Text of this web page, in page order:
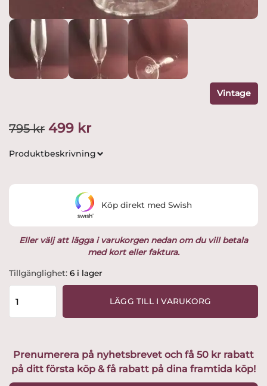
Vintage
795kr Det
ursprungliga
795 kr.
499 krDet
nuvarande
är:
499 kr.
Produktbeskrivning
Eller välj att lägga i varukorgen nedan om du vill betala
med kort eller faktura.
Tillgänglighet: 6 i lager
Orrefors
-
Susan
Champagneglas
Landberg
mängd
LÄGG TILL I VARUKORG
Köp direkt med Swish
Prenumerera på nyhetsbrevet och få 50 kr rabatt
på ditt första köp & få rabatt på dina framtida köp!